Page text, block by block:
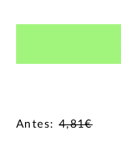
Antes:4,81€